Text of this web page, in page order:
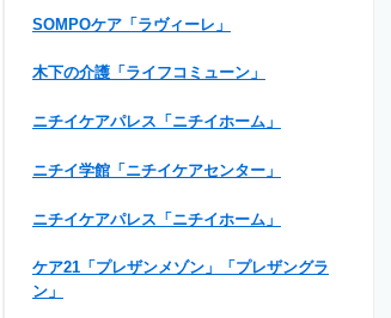
SOMPOケア「ラヴィーレ」
木下の介護「ライフコミューン」
ニチイケアパレス「ニチイホーム」
ニチイ学館「ニチイケアセンター」
ニチイケアパレス「ニチイホーム」
ケア21「プレザンメゾン」「プレザングラ
ン」